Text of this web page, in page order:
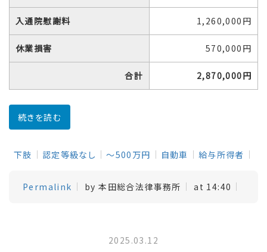
入通院慰謝料 1,260,000円
休業損害 570,000円
合計 2,870,000円
続きを読む
下肢 認定等級なし ～500万円 自動車 給与所得者
Permalink by 本田総合法律事務所 at 14:40
2025.03.12